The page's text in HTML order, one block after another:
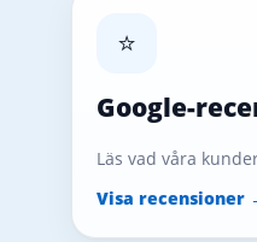
⭐
Google-
Läs vad våra
Visa recensioner